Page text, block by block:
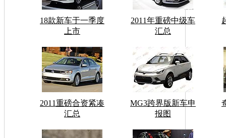
18款新车于一季度
上市
2011年重磅中级车
汇总
2011重磅合资紧凑
汇总
MG3跨界版新车申
报图